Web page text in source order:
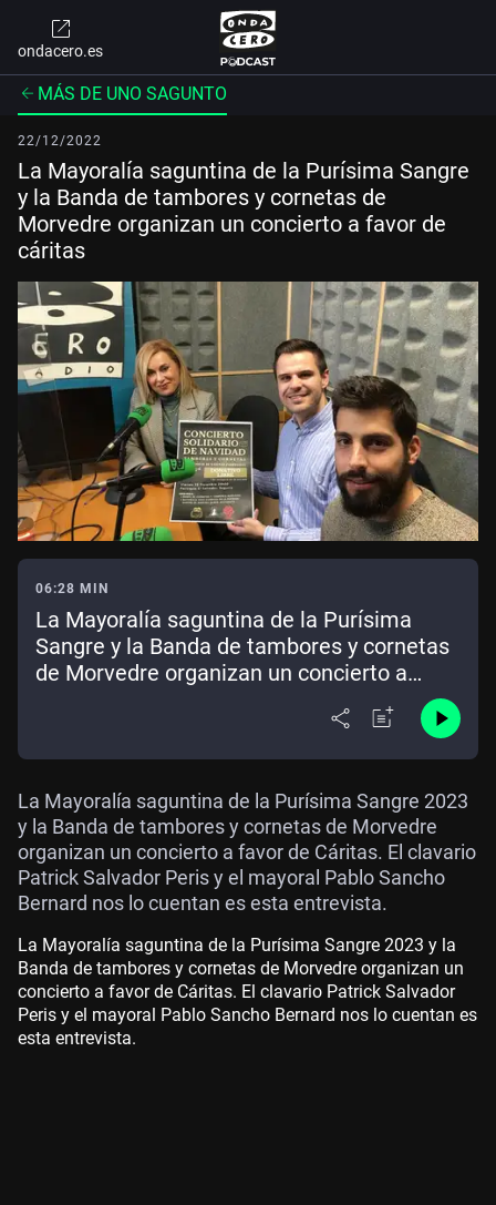
ondacero.es
MÁS DE UNO SAGUNTO
22/12/2022
La Mayoralía saguntina de la Purísima Sangre
y la Banda de tambores y cornetas de
Morvedre organizan un concierto a favor de
cáritas
06:28 MIN
La Mayoralía saguntina de la Purísima
Sangre y la Banda de tambores y cornetas
de Morvedre organizan un concierto a
La Mayoralía saguntina de la Purísima Sangre 2023
y la Banda de tambores y cornetas de Morvedre
organizan un concierto a favor de Cáritas. El clavario
Patrick Salvador Peris y el mayoral Pablo Sancho
Bernard nos lo cuentan es esta entrevista.
La Mayoralía saguntina de la Purísima Sangre 2023 y la
Banda de tambores y cornetas de Morvedre organizan un
concierto a favor de Cáritas. El clavario Patrick Salvador
Peris y el mayoral Pablo Sancho Bernard nos lo cuentan es
esta entrevista.